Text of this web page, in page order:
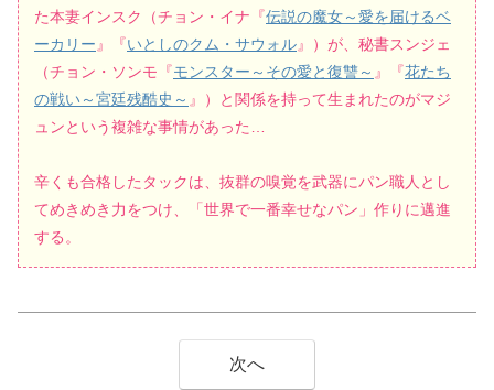
た本妻インスク（チョン・イナ『伝説の魔女～愛を届けるベ
ーカリー 』『いとしのクム・サウォル』）が、秘書スンジェ
（チョン・ソンモ『モンスター～その愛と復讐～ 』『花たち
の戦い～宮廷残酷史～ 』）と関係を持って生まれたのがマジ
ュンという複雑な事情があった…
辛くも合格したタックは、抜群の嗅覚を武器にパン職人とし
てめきめき力をつけ、「世界で一番幸せなパン」作りに邁進
する。
次へ